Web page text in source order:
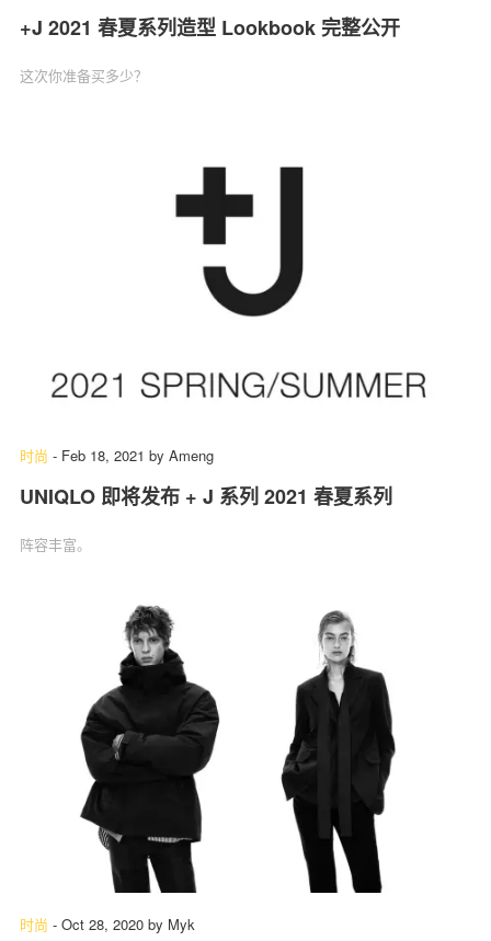
+J 2021 春夏系列造型 Lookbook 完整公开
这次你准备买多少？
时尚 - Feb 18, 2021 by Ameng
UNIQLO 即将发布 + J 系列 2021 春夏系列
阵容丰富。
时尚 - Oct 28, 2020 by Myk